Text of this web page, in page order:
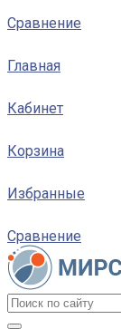
Сравнение
Главная
Кабинет
Корзина
Избранные
Сравнение